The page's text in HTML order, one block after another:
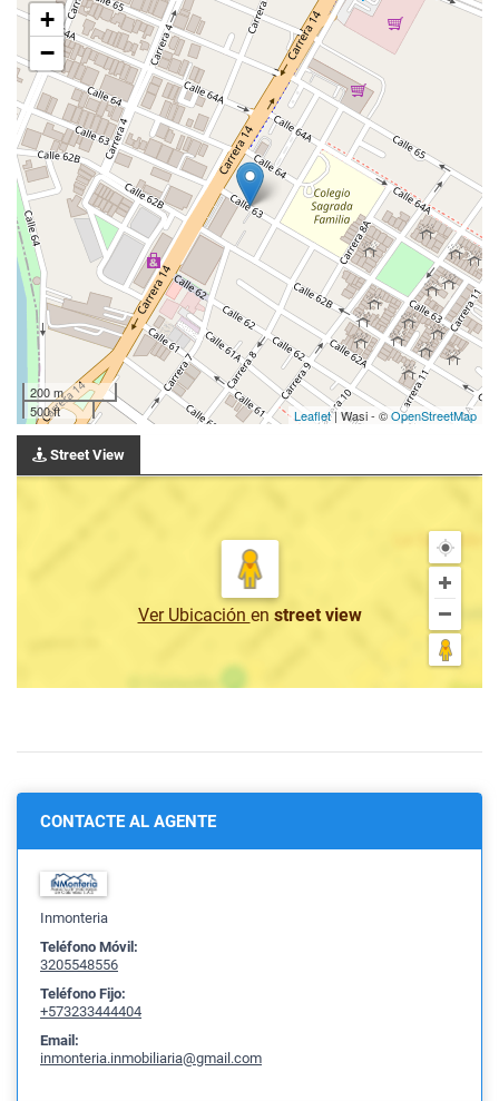
+
−
200 m
500 ft
Leaflet| Wasi - ©OpenStreetMap
Street View
Ver Ubicación en street view
CONTACTE AL AGENTE
Inmonteria
Teléfono Móvil:
3205548556
Teléfono Fijo:
+573233444404
Email:
inmonteria.inmobiliaria@gmail.com